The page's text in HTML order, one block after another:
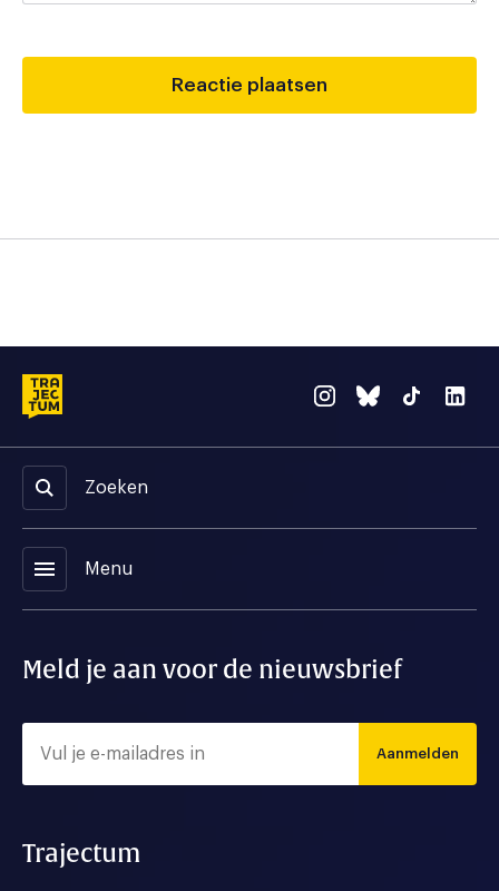
Zoeken
menu Menu
Meld je aan voor de nieuwsbrief
Aanmelden
Trajectum